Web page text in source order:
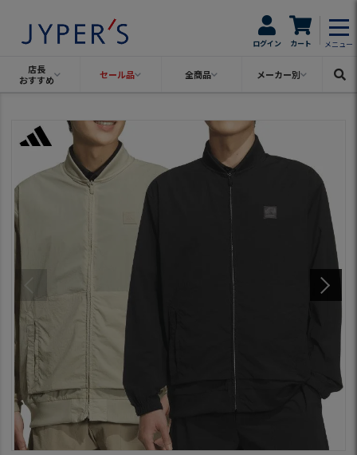
ログイン カート メニュー
店長
おすすめ
セール品 全商品 メーカー別